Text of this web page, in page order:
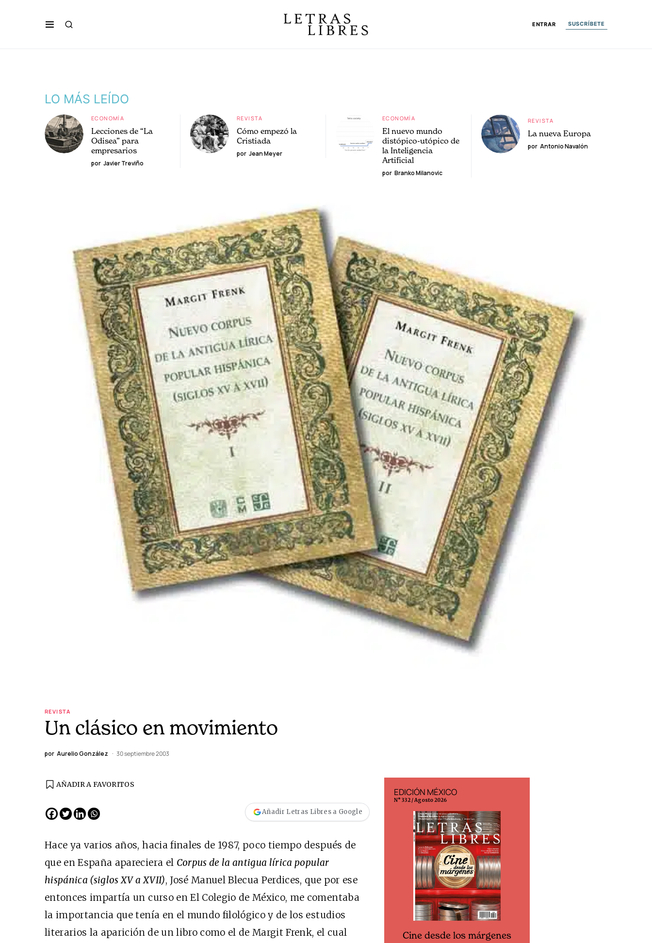
ENTRAR SUSCRÍBETE
LO MÁS LEÍDO
ECONOMÍA
Lecciones de “La
Odisea” para
empresarios
por Javier Treviño
REVISTA
Cómo empezó la
Cristiada
por Jean Meyer
ECONOMÍA
El nuevo mundo
distópico-utópico de
la Inteligencia
Artificial
por Branko Milanovic
REVISTA
La nueva Europa
por Antonio Navalón
REVISTA
Un clásico en movimiento
por Aurelio González 30 septiembre 2003
AÑADIR A FAVORITOS
Añadir Letras Libres a Google
Hace ya varios años, hacia finales de 1987, poco tiempo después de
que en España apareciera el Corpus de la antigua lírica popular
hispánica (siglos XV a XVII), José Manuel Blecua Perdices, que por ese
entonces impartía un curso en El Colegio de México, me comentaba
la importancia que tenía en el mundo filológico y de los estudios
literarios la aparición de un libro como el de Margit Frenk, el cual
Cine desde los márgenes
EDICIÓN MÉXICO
N° 332 / Agosto 2026
Cine desde los márgenes